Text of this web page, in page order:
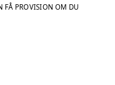
FÅ PROVISION OM DU